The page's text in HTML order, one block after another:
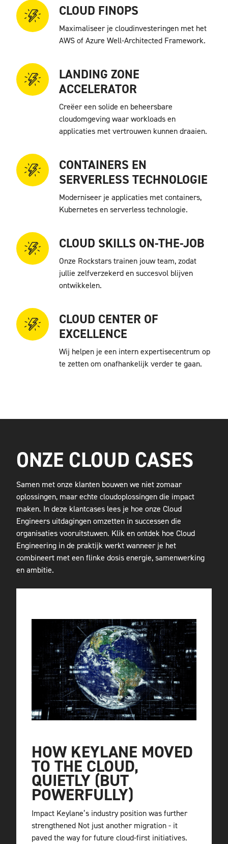
CLOUD FINOPS
Maximaliseer je cloudinvesteringen met het
AWS of Azure Well-Architected Framework.
LANDING ZONE
ACCELERATOR
Creëer een solide en beheersbare
cloudomgeving waar workloads en
applicaties met vertrouwen kunnen draaien.
CONTAINERS EN
SERVERLESS TECHNOLOGIE
Moderniseer je applicaties met containers,
Kubernetes en serverless technologie.
CLOUD SKILLS ON-THE-JOB
Onze Rockstars trainen jouw team, zodat
jullie zelfverzekerd en succesvol blijven
ontwikkelen.
CLOUD CENTER OF
EXCELLENCE
Wij helpen je een intern expertisecentrum op
te zetten om onafhankelijk verder te gaan.
ONZE CLOUD CASES
Samen met onze klanten bouwen we niet zomaar
oplossingen, maar echte cloudoplossingen die impact
maken. In deze klantcases lees je hoe onze Cloud
Engineers uitdagingen omzetten in successen die
organisaties vooruitstuwen. Klik en ontdek hoe Cloud
Engineering in de praktijk werkt wanneer je het
combineert met een flinke dosis energie, samenwerking
en ambitie.
HOW KEYLANE MOVED
TO THE CLOUD,
QUIETLY (BUT
POWERFULLY)
Impact Keylane’s industry position was further
strengthened Not just another migration - it
paved the way for future cloud-first initiatives.